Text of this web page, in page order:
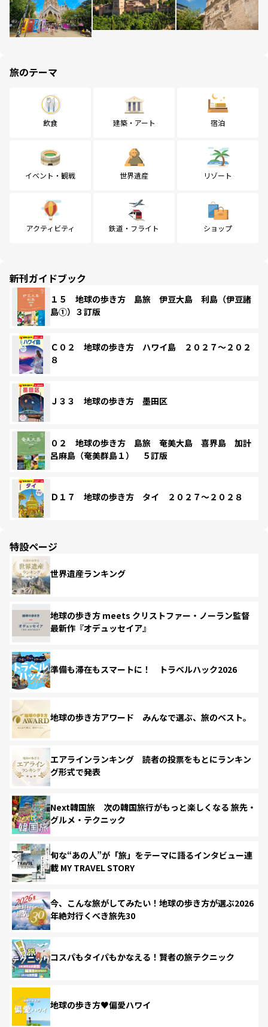
旅のテーマ
飲食 建築・アート 宿泊
イベント・観戦 世界遺産 リゾート
アクティビティ 鉄道・フライト ショップ
新刊ガイドブック
１５ 地球の歩き方 島旅 伊豆大島 利島（伊豆諸
島①）３訂版
Ｃ０２ 地球の歩き方 ハワイ島 ２０２７～２０２
８
Ｊ３３ 地球の歩き方 墨田区
０２ 地球の歩き方 島旅 奄美大島 喜界島 加計
呂麻島（奄美群島１） ５訂版
Ｄ１７ 地球の歩き方 タイ ２０２７～２０２８
特設ページ
世界遺産ランキング
地球の歩き方 meets クリストファー・ノーラン監督
最新作『オデュッセイア』
準備も滞在もスマートに！ トラベルハック2026
地球の歩き方アワード みんなで選ぶ、旅のベスト。
エアラインランキング 読者の投票をもとにランキン
グ形式で発表
Next韓国旅 次の韓国旅行がもっと楽しくなる 旅先・
グルメ・テクニック
旬な“あの人”が「旅」をテーマに語るインタビュー連
載 MY TRAVEL STORY
今、こんな旅がしてみたい！地球の歩き方が選ぶ2026
年絶対行くべき旅先30
コスパもタイパもかなえる！賢者の旅テクニック
地球の歩き方♥偏愛ハワイ